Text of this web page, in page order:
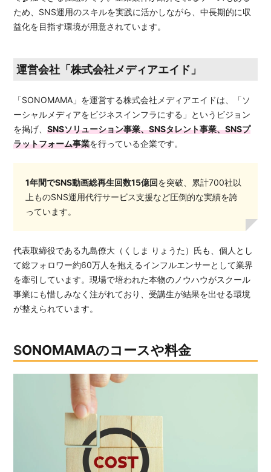
ため、SNS運用のスキルを実践に活かしながら、中長期的に収
益化を目指す環境が用意されています。
運営会社「株式会社メディアエイド」
「SONOMAMA」を運営する株式会社メディアエイドは、「ソ
ーシャルメディアをビジネスインフラにする」というビジョン
を掲げ、SNSソリューション事業、SNSタレント事業、SNSプ
ラットフォーム事業を行っている企業です。
1年間でSNS動画総再生回数15億回を突破、累計700社以
上ものSNS運用代行サービス支援など圧倒的な実績を誇
っています。
代表取締役である九島僚大（くしま りょうた）氏も、個人とし
て総フォロワー約60万人を抱えるインフルエンサーとして業界
を牽引しています。現場で培われた本物のノウハウがスクール
事業にも惜しみなく注がれており、受講生が結果を出せる環境
が整えられています。
SONOMAMAのコースや料金